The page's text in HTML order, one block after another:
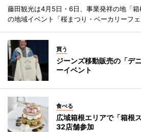
藤田観光は4月5日・6日、事業発祥の地「
の地域イベント「桜まつり・ベーカリーフェ
買う
ジーンズ移動販売の「デ
ーイベント
食べる
広域箱根エリアで「箱根
32店舗参加